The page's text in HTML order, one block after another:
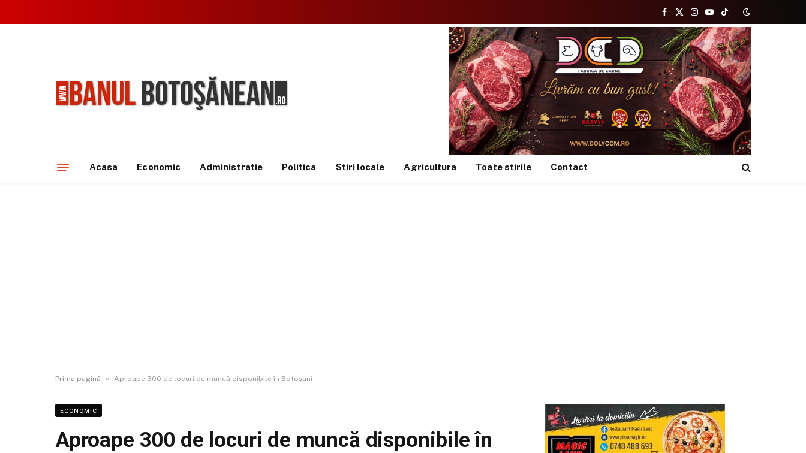
Facebook
X
(Twitter)
Instagram
YouTubeTikTok
Acasa Economic Administratie Politica Stiri locale Agricultura Toate stirile Contact
Prima pagină » Aproape 300 de locuri de muncă disponibile în Botoșani
ECONOMIC
Aproape 300 de locuri de muncă disponibile în